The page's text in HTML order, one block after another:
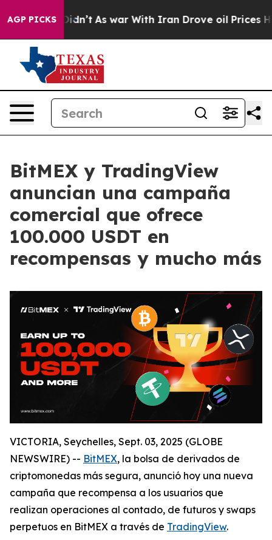
AGP PICKS
it Didn’t As war With Iran Drove oil Prices
BitMEX y TradingView
anuncian una campaña
comercial que ofrece
100.000 USDT en
recompensas y mucho más
VICTORIA, Seychelles, Sept. 03, 2025 (GLOBE
NEWSWIRE) -- BitMEX, la bolsa de derivados de
criptomonedas más segura, anunció hoy una nueva
campaña que recompensa a los usuarios que
realizan operaciones al contado, de futuros y swaps
perpetuos en BitMEX a través de TradingView.